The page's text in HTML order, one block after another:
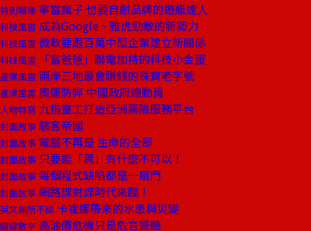
特別報導 寧當瘋子 也要自創品牌的遊艇達人
科技風雲 成為Google、雅虎勁敵的新勢力
科技風雲 微軟要跟百萬中型企業建立新關係
科技風雲 「富爸爸」聯電加持的科技小金蛋
產業風雲 兩岸三地最會賺錢的珠寶老字號
產業風雲 奧運防弊 中國政府總動員
人物特寫 九指童工打造亞洲壽險服務平台
封面故事 駭客帝國
封面故事 電腦不再是 生命的全部
封面故事 只要能「黑」有什麼不可以！
封面故事 每個程式缺陷都是一扇門
封面故事 網路諜對諜時代來臨！
英文無所不談 卡崔娜帶來的水患與災變
關鍵數字 高油價危機只是危言聳聽